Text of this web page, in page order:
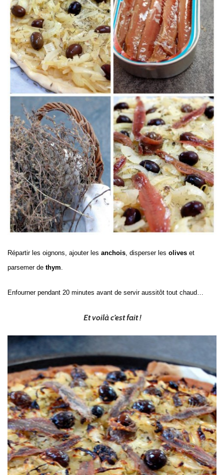
Répartir les oignons, ajouter les anchois , disperser les olives et
parsemer de thym
Enfourner pendant 20 minutes avant de servir aussitôt tout chaud…
Et voilà c’est fait !